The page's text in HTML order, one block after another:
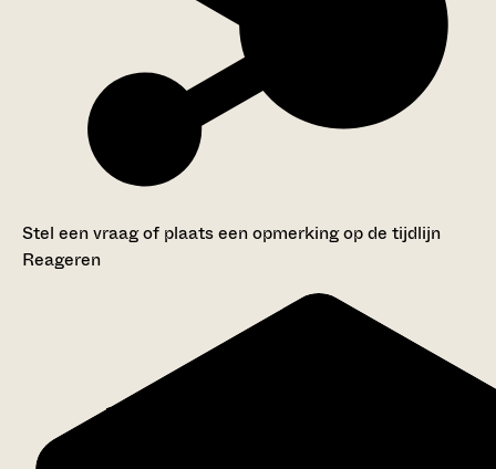
Stel een vraag of plaats een opmerking op de tijdlijn
Reageren